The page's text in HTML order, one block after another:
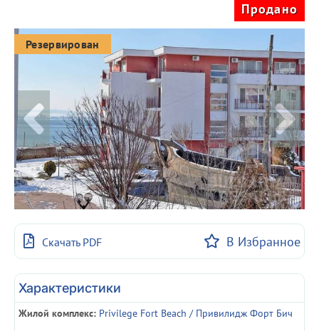
Продано
Резервирован
Скачать PDF В Избранное
Характеристики
Жилой комплекс: Privilege Fort Beach / Привилидж Форт Бич